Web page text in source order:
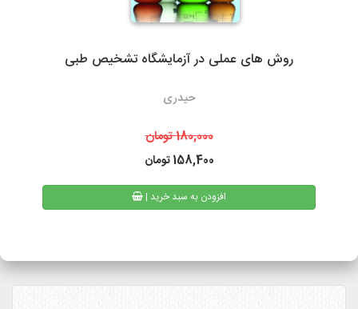
در پست پیشتاز زمان تحویل، بسته به دوری یا نزدیکی شهر مقصد از
های خاص و روزهای پایانی سال به دلیل ترافیک سرویس های پستی
ممکن است کالا کمی با تاخیر به دست مشتریان محترم برسد.
همیچنین امکان پیگیری وضعیت سفارشات پست پیشتاز از طریق
رقمی میسر است.
روش های عملی در آزمایشگاه تشخیص طبی
حیدری
180,000تومان
158,400تومان
| افزودن به سبد خرید